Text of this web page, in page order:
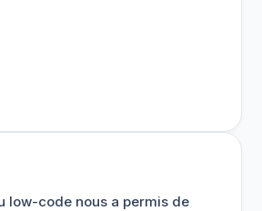
low-code nous a permis de